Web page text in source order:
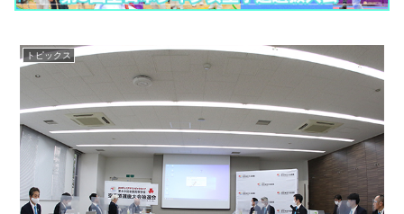
トピックス